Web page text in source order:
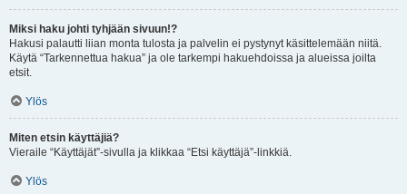
Miksi haku johti tyhjään sivuun!?
Hakusi palautti liian monta tulosta ja palvelin ei pystynyt käsittelemään niitä.
Käytä “Tarkennettua hakua” ja ole tarkempi hakuehdoissa ja alueissa joilta
etsit.
Ylös
Miten etsin käyttäjiä?
Vieraile “Käyttäjät”-sivulla ja klikkaa “Etsi käyttäjä”-linkkiä.
Ylös